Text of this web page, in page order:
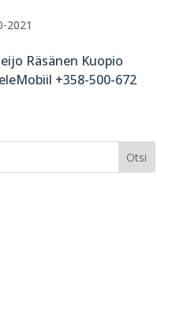
2021
Räsänen Kuopio
+358-500-672